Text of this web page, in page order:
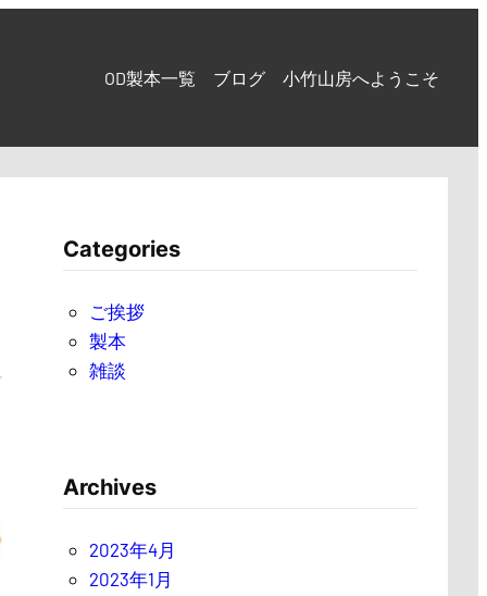
OD製本一覧 ブログ 小竹山房へようこそ
Categories
ご挨拶
製本
雑談
Archives
2023年4月
2023年1月